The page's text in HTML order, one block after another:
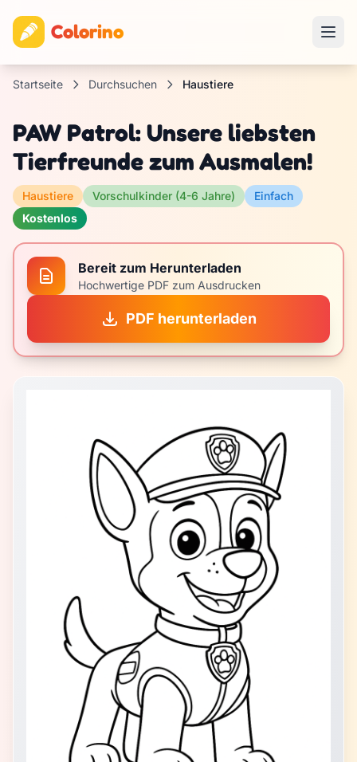
Colorino
Startseite Durchsuchen Haustiere
PAW Patrol: Unsere liebsten
Tierfreunde zum Ausmalen!
Haustiere Vorschulkinder (4-6 Jahre)
Einfach
Kostenlos
Bereit zum Herunterladen
Hochwertige PDF zum Ausdrucken
PDF herunterladen